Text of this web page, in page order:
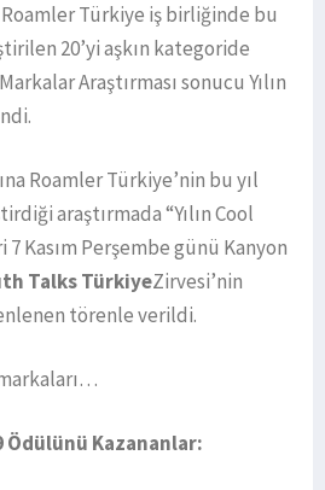
Türkiye iş birliğinde bu
20’yi aşkın kategoride
Araştırması sonucu Yılın
Roamler Türkiye’nin bu yıl
araştırmada “Yılın Cool
7 Kasım Perşembe günü Kanyon
Talks TürkiyeZirvesi’nin
törenle verildi.
Ödülünü Kazananlar: